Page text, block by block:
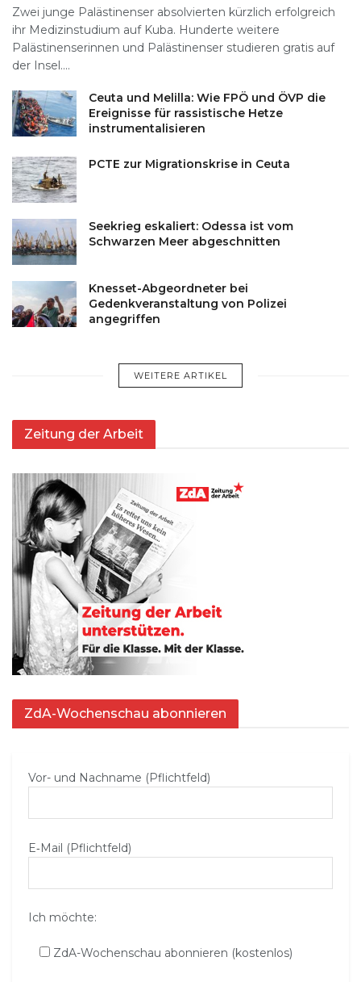
Zwei junge Palästinenser absolvierten kürzlich erfolgreich
ihr Medizinstudium auf Kuba. Hunderte weitere
Palästinenserinnen und Palästinenser studieren gratis auf
der Insel....
Ceuta und Melilla: Wie FPÖ und ÖVP die
Ereignisse für rassistische Hetze
instrumentalisieren
PCTE zur Migrationskrise in Ceuta
Seekrieg eskaliert: Odessa ist vom
Schwarzen Meer abgeschnitten
Knesset-Abgeordneter bei
Gedenkveranstaltung von Polizei
angegriffen
WEITERE ARTIKEL
Zeitung der Arbeit
ZdA-Wochenschau abonnieren
Vor- und Nachname (Pflichtfeld)
E‑Mail (Pflichtfeld)
Ich möchte:
ZdA-Wochenschau abonnieren (kostenlos)